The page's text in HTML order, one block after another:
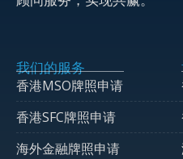
我们的服务
香港MSO牌照申请
香港SFC牌照申请
海外金融牌照申请